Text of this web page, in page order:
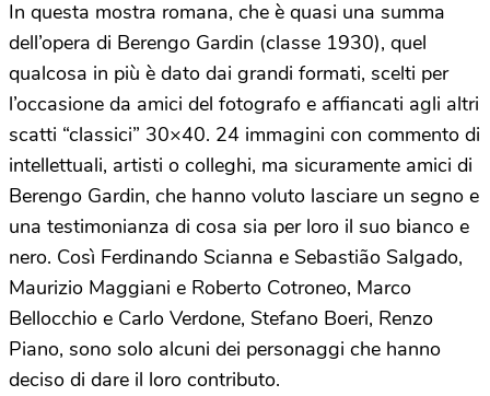
In questa mostra romana, che è quasi una summa
dell’opera di Berengo Gardin (classe 1930), quel
qualcosa in più è dato dai grandi formati, scelti per
l’occasione da amici del fotografo e affiancati agli altri
scatti “classici” 30×40. 24 immagini con commento di
intellettuali, artisti o colleghi, ma sicuramente amici di
Berengo Gardin, che hanno voluto lasciare un segno e
una testimonianza di cosa sia per loro il suo bianco e
nero. Così Ferdinando Scianna e Sebastião Salgado,
Maurizio Maggiani e Roberto Cotroneo, Marco
Bellocchio e Carlo Verdone, Stefano Boeri, Renzo
Piano, sono solo alcuni dei personaggi che hanno
deciso di dare il loro contributo.